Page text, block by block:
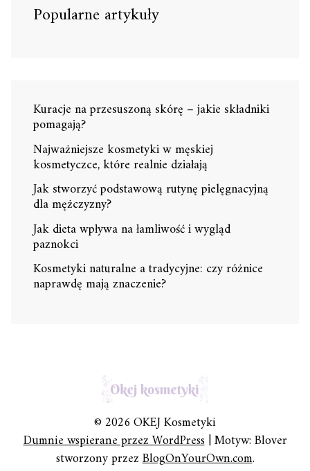
Popularne artykuły
Kuracje na przesuszoną skórę – jakie składniki
pomagają?
Najważniejsze kosmetyki w męskiej
kosmetyczce, które realnie działają
Jak stworzyć podstawową rutynę pielęgnacyjną
dla mężczyzny?
Jak dieta wpływa na łamliwość i wygląd
paznokci
Kosmetyki naturalne a tradycyjne: czy różnice
naprawdę mają znaczenie?
© 2026 OKEJ Kosmetyki
Dumnie wspierane przez WordPress|Motyw: Blover
stworzony przezBlogOnYourOwn.com.